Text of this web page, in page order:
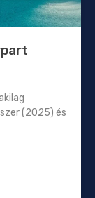
(2025) és